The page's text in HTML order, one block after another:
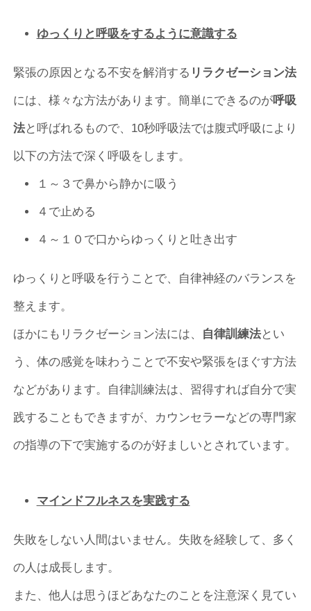
ゆっくりと呼吸をするように意識する
緊張の原因となる不安を解消する リラクゼーション法
には、様々な方法があります。簡単にできるのが呼吸
法と呼ばれるもので、10秒呼吸法では腹式呼吸により
以下の方法で深く呼吸をします。
１～３で鼻から静かに吸う
４で止める
４～１０で口からゆっくりと吐き出す
ゆっくりと呼吸を行うことで、自律神経のバランスを
整えます。
ほかにもリラクゼーション法には、 自律訓練法とい
う、体の感覚を味わうことで不安や緊張をほぐす方法
などがあります。自律訓練法は、習得すれば自分で実
践することもできますが、カウンセラーなどの専門家
の指導の下で実施するのが好ましいとされています。
マインドフルネスを実践する
失敗をしない人間はいません。失敗を経験して、多く
の人は成長します。
また、他人は思うほどあなたのことを注意深く見てい